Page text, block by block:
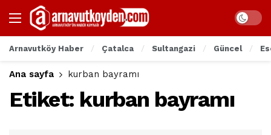
Arnavutköy Haber Çatalca Sultangazi Güncel
Ana sayfa kurban bayramı
Etiket: kurban bayramı